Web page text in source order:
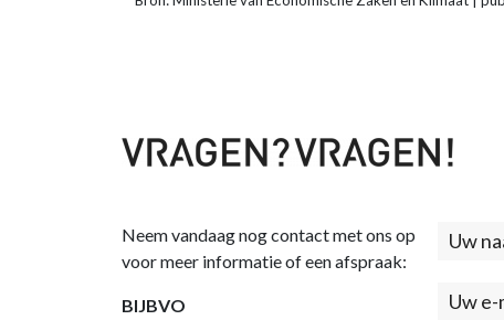
Neem vandaag nog contact met ons op
voor meer informatie of een afspraak:
BIJBVO